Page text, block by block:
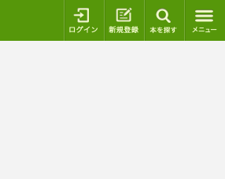
ログイン 新規登録